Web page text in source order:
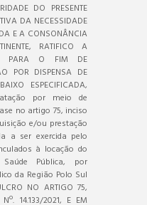
DO PRESENTE
DA NECESSIDADE
E A CONSONÂNCIA
RATIFICO A
PARA O FIM DE
POR DISPENSA DE
ESPECIFICADA,
por meio de
no artigo 75, inciso
e/ou prestação
a ser exercida pelo
à locação do
Pública, por
da Região Polo Sul
NO ARTIGO 75,
14.133/2021, E EM